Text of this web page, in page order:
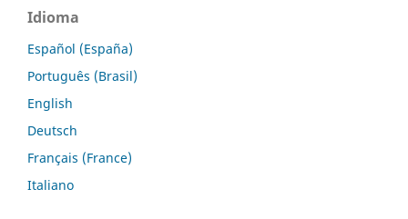
Idioma
Español (España)
Português (Brasil)
English
Deutsch
Français (France)
Italiano